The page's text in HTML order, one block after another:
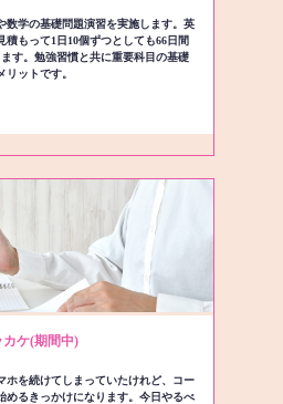
数学の基礎問題演習を実施します。英
積もって1日10個ずつとしても66日間
す。勉強習慣と共に重要科目の基礎
リットです。
カケ(期間中)
ホを続けてしまっていたけれど、コー
めるきっかけになります。今日やるべ